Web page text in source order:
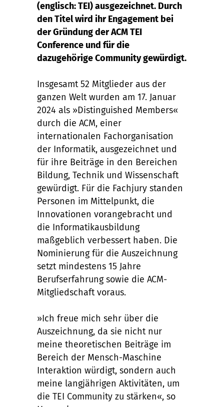
(englisch: TEI) ausgezeichnet. Durch
den Titel wird ihr Engagement bei
der Gründung der ACM TEI
Conference und für die
dazugehörige Community gewürdigt.
Insgesamt 52 Mitglieder aus der
ganzen Welt wurden am 17. Januar
2024 als »Distinguished Members«
durch die ACM, einer
internationalen Fachorganisation
der Informatik, ausgezeichnet und
für ihre Beiträge in den Bereichen
Bildung, Technik und Wissenschaft
gewürdigt. Für die Fachjury standen
Personen im Mittelpunkt, die
Innovationen vorangebracht und
die Informatikausbildung
maßgeblich verbessert haben. Die
Nominierung für die Auszeichnung
setzt mindestens 15 Jahre
Berufserfahrung sowie die ACM-
Mitgliedschaft voraus.
»Ich freue mich sehr über die
Auszeichnung, da sie nicht nur
meine theoretischen Beiträge im
Bereich der Mensch-Maschine
Interaktion würdigt, sondern auch
meine langjährigen Aktivitäten, um
die TEI Community zu stärken«, so